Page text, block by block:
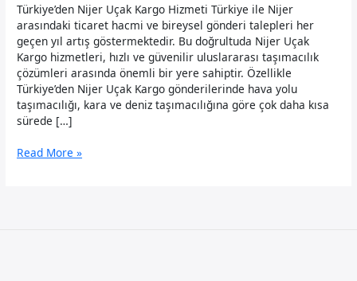
Türkiye’den Nijer Uçak Kargo Hizmeti Türkiye ile Nijer
arasındaki ticaret hacmi ve bireysel gönderi talepleri her
geçen yıl artış göstermektedir. Bu doğrultuda Nijer Uçak
Kargo hizmetleri, hızlı ve güvenilir uluslararası taşımacılık
çözümleri arasında önemli bir yere sahiptir. Özellikle
Türkiye’den Nijer Uçak Kargo gönderilerinde hava yolu
taşımacılığı, kara ve deniz taşımacılığına göre çok daha kısa
sürede […]
Nijer
Read More »